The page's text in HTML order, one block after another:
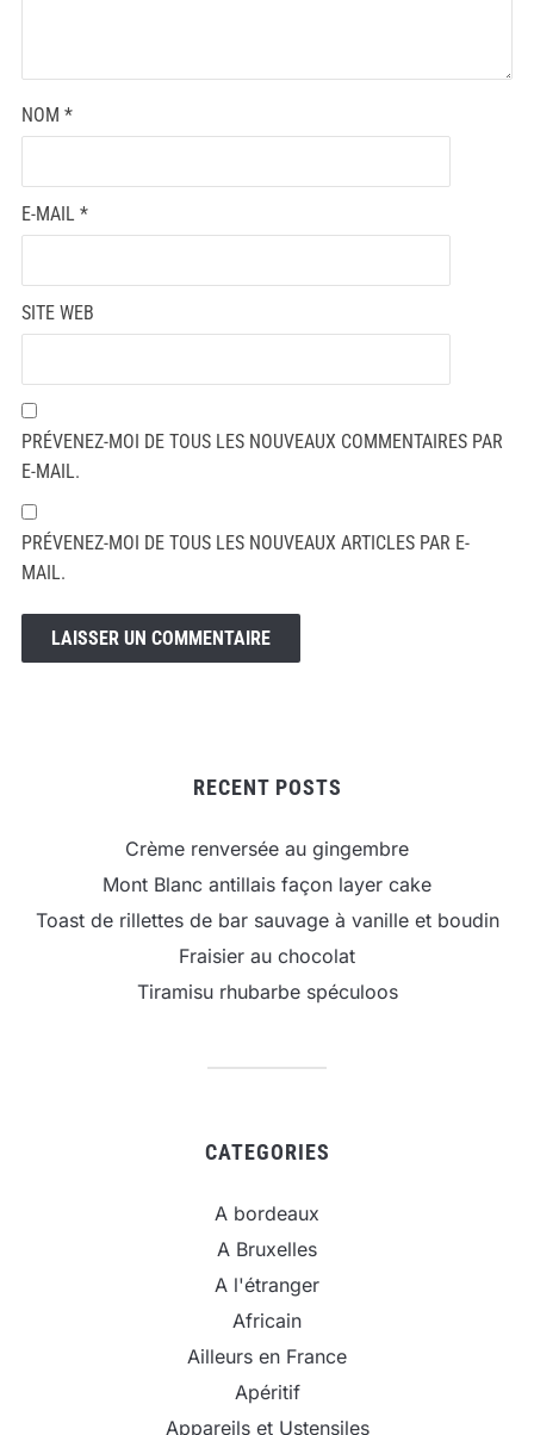
NOM *
E-MAIL *
SITE WEB
PRÉVENEZ-MOI DE TOUS LES NOUVEAUX COMMENTAIRES PAR
E-MAIL.
PRÉVENEZ-MOI DE TOUS LES NOUVEAUX ARTICLES PAR E-
MAIL.
RECENT POSTS
Crème renversée au gingembre
Mont Blanc antillais façon layer cake
Toast de rillettes de bar sauvage à vanille et boudin
Fraisier au chocolat
Tiramisu rhubarbe spéculoos
CATEGORIES
A bordeaux
A Bruxelles
A l'étranger
Africain
Ailleurs en France
Apéritif
Appareils et Ustensiles